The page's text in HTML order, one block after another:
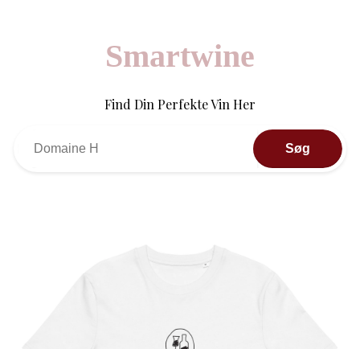
Smartwine
Find Din Perfekte Vin Her
Søg